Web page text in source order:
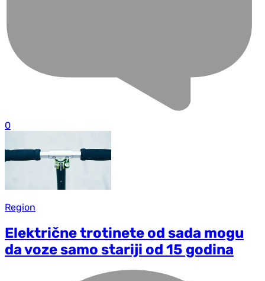
0
Region
Električne trotinete od sada mogu
da voze samo stariji od 15 godina